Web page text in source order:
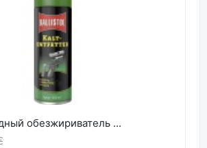
обезжириватель ...